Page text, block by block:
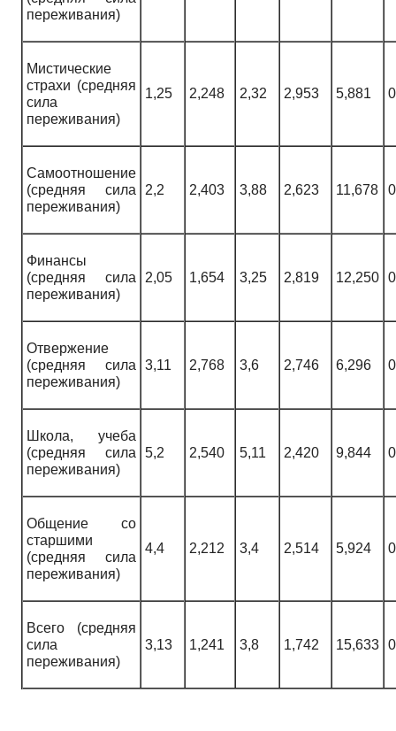
переживания)
Мистические
страхи (средняя
сила
переживания)
1,25 2,248 2,32 2,953 5,881
Самоотношение
(средняя сила
переживания)
2,2 2,403 3,88 2,623 11,678
Финансы
(средняя сила
переживания)
2,05 1,654 3,25 2,819 12,250
Отвержение
(средняя сила
переживания)
3,11 2,768 3,6 2,746 6,296
Школа, учеба
(средняя сила
переживания)
5,2 2,540 5,11 2,420 9,844
Общение со
старшими
(средняя сила
переживания)
4,4 2,212 3,4 2,514 5,924
Всего (средняя
сила
переживания)
3,13 1,241 3,8 1,742 15,633